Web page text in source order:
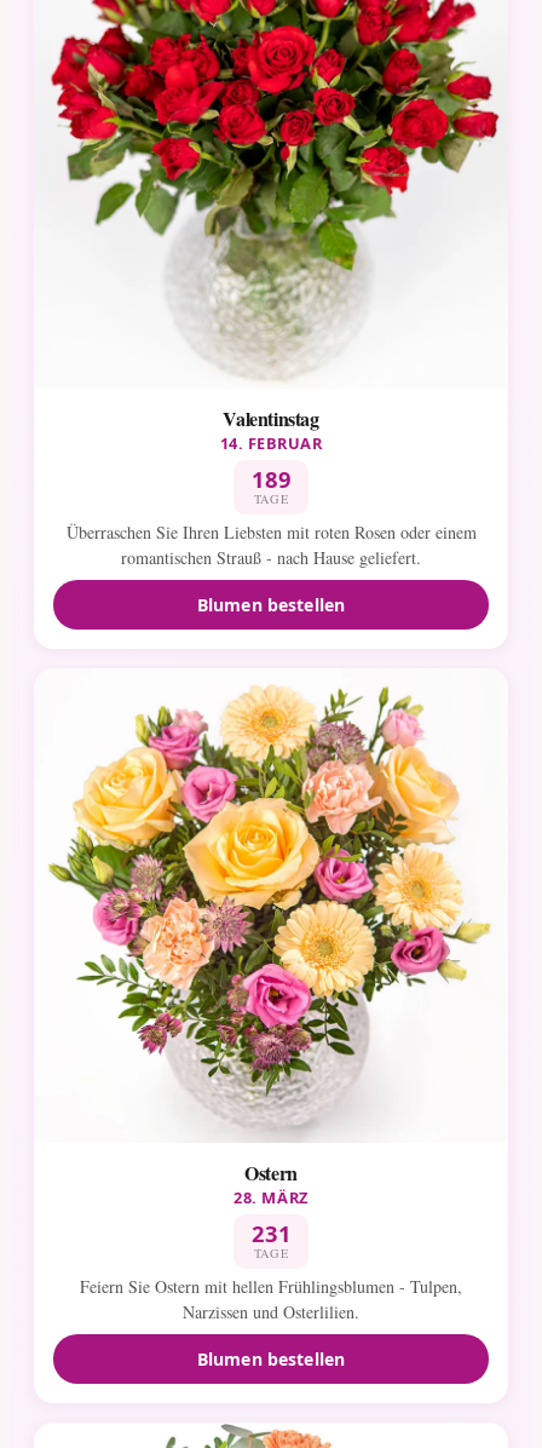
Valentinstag
14. FEBRUAR
189
TAGE
Überraschen Sie Ihren Liebsten mit roten Rosen oder einem
romantischen Strauß - nach Hause geliefert.
Blumen bestellen
Ostern
28. MÄRZ
231
TAGE
Feiern Sie Ostern mit hellen Frühlingsblumen - Tulpen,
Narzissen und Osterlilien.
Blumen bestellen